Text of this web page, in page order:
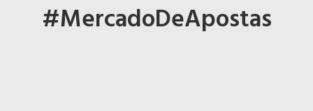
#MercadoDeApostas